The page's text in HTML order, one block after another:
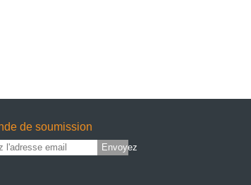
de soumission
Envoyez